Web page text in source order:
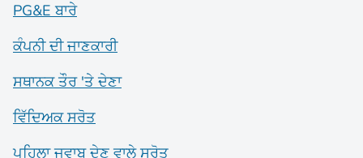
PG&E ਬਾਰੇ
ਕੰਪਨੀ ਦੀ ਜਾਣਕਾਰੀ
ਸਥਾਨਕ ਤੌਰ 'ਤੇ ਦੇਣਾ
ਵਿੱਦਿਅਕ ਸਰੋਤ
ਪਹਿਲਾ ਜਵਾਬ ਦੇਣ ਵਾਲੇ ਸਰੋਤ